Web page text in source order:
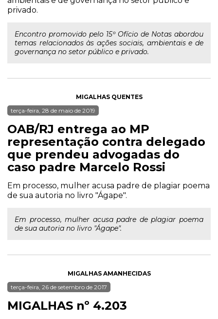
privado.
Encontro promovido pelo 15º Ofício de Notas abordou
temas relacionados às ações sociais, ambientais e de
governança no setor público e privado.
MIGALHAS QUENTES
terça-feira, 28 de maio de 2019
OAB/RJ entrega ao MP
representação contra delegado
que prendeu advogadas do
caso padre Marcelo Rossi
Em processo, mulher acusa padre de plagiar poema
de sua autoria no livro "Ágape".
Em processo, mulher acusa padre de plagiar poema
de sua autoria no livro "Ágape".
MIGALHAS AMANHECIDAS
terça-feira, 26 de setembro de 2017
MIGALHAS nº 4.203